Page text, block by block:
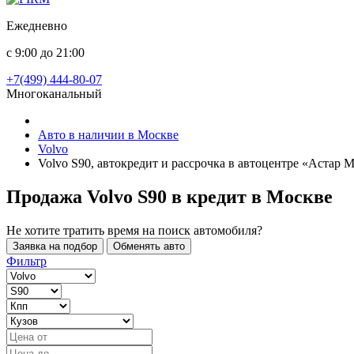
Ежедневно
с 9:00 до 21:00
+7(499) 444-80-07
Многоканальный
Авто в наличии в Москве
Volvo
Volvo S90, автокредит и рассрочка в автоцентре «Астар
Продажа Volvo S90 в кредит в Москве
Не хотите тратить время на поиск автомобиля?
Заявка на подбор Обменять авто
Фильтр